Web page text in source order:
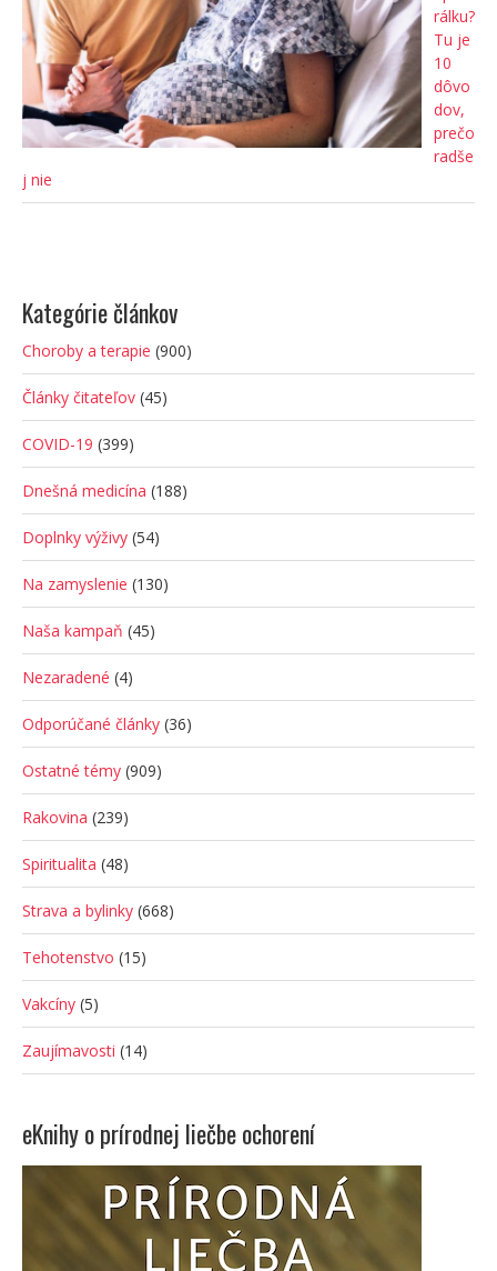
rálku?
Tu je
10
dôvo
dov,
prečo
radše
j nie
Kategórie článkov
Choroby a terapie (900)
Články čitateľov (45)
COVID-19 (399)
Dnešná medicína (188)
Doplnky výživy (54)
Na zamyslenie (130)
Naša kampaň (45)
Nezaradené (4)
Odporúčané články (36)
Ostatné témy (909)
Rakovina (239)
Spiritualita (48)
Strava a bylinky (668)
Tehotenstvo (15)
Vakcíny (5)
Zaujímavosti (14)
eKnihy o prírodnej liečbe ochorení